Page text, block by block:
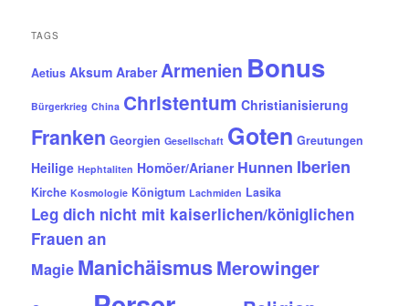
TAGS
Aetius Aksum Araber Armenien Bonus
Bürgerkrieg China Christentum Christianisierung
Franken Georgien Gesellschaft Goten Greutungen
Heilige Hephtaliten Homöer/Arianer Hunnen Iberien
Kirche Kosmologie Königtum Lachmiden Lasika
Leg dich nicht mit kaiserlichen/königlichen
Frauen an
Magie ManichäismusMerowinger